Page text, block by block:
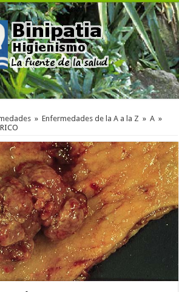
» Enfermedades de la A a la Z » A »